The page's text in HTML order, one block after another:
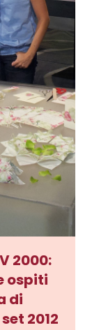
2000:
ospiti
di
2012